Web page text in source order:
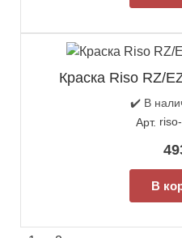
Краска Riso RZ/
✔️ В
Арт.
В